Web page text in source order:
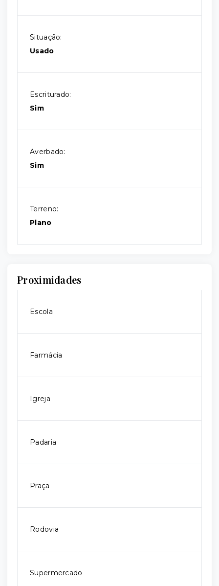
Situação:
Usado
Escriturado:
Sim
Averbado:
Sim
Terreno:
Plano
Proximidades
Escola
Farmácia
Igreja
Padaria
Praça
Rodovia
Supermercado